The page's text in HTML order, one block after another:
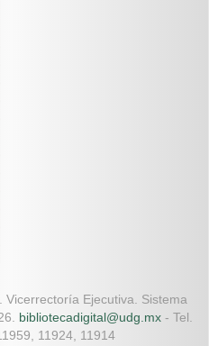
Ejecutiva. Sistema
bibliotecadigital@udg.mx - Tel.
11924, 11914